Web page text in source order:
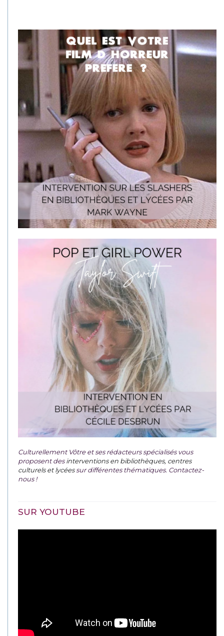
Culturellement Vôtre et ses rédacteurs spécialisés vous
proposent desinterventions en bibliothèques, centres
culturels et lycéessur différentes thématiques. Contactez-
nous !
SUR YOUTUBE